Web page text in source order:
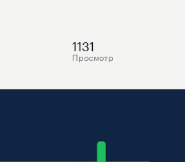
1131
Просмотр